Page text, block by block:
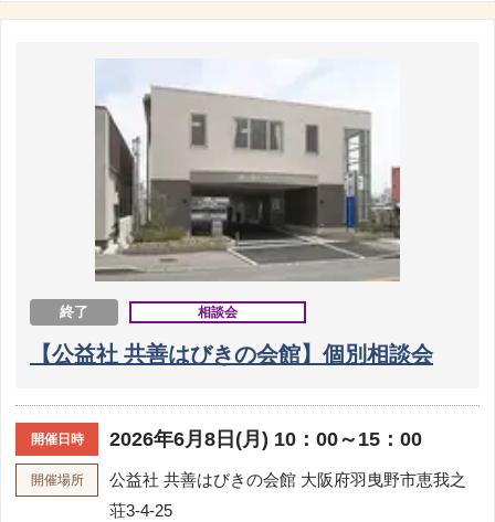
終了 相談会
【公益社 共善はびきの会館】個別相談会
開催日時 2026年6月8日(月) 10：00～15：00
開催場所 公益社 共善はびきの会館 大阪府羽曳野市恵我之
荘3-4-25